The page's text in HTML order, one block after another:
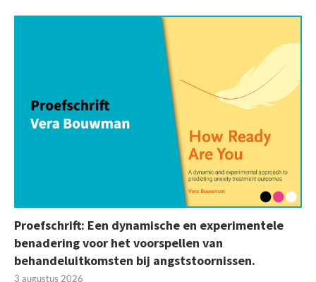
Proefschrift: Een dynamische en experimentele
benadering voor het voorspellen van
behandeluitkomsten bij angststoornissen.
3 augustus 2026